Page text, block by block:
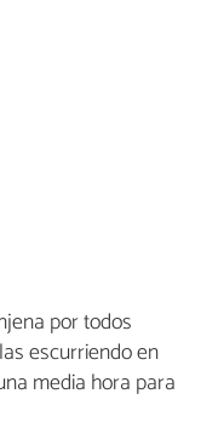
por todos
escurriendo en
media hora para